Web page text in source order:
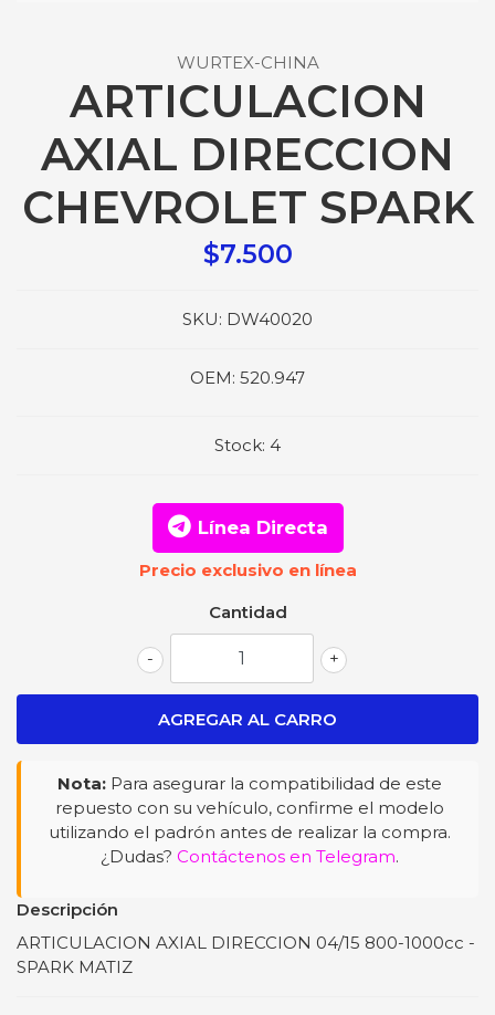
WURTEX-CHINA
ARTICULACION
AXIAL DIRECCION
CHEVROLET SPARK
$7.500
SKU: DW40020
OEM: 520.947
Stock: 4
Línea Directa
Precio exclusivo en línea
Cantidad
+
-
Nota: Para asegurar la compatibilidad de este
repuesto con su vehículo, confirme el modelo
utilizando el padrón antes de realizar la compra.
¿Dudas? Contáctenos en Telegram.
Descripción
ARTICULACION AXIAL DIRECCION 04/15 800-1000cc -
SPARK MATIZ